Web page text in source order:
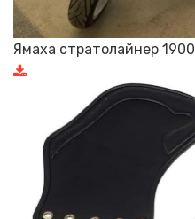
Ямаха стратолайнер 1900